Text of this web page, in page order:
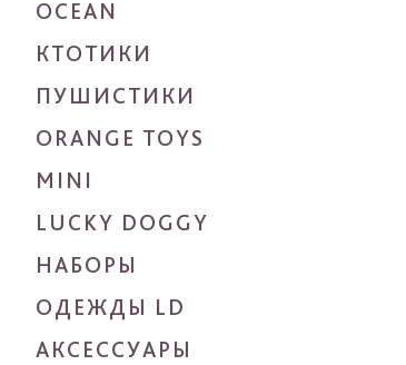
OCEAN
КТОТИКИ
ПУШИСТИКИ
ORANGE TOYS
MINI
LUCKY DOGGY
НАБОРЫ
ОДЕЖДЫ LD
АКСЕССУАРЫ